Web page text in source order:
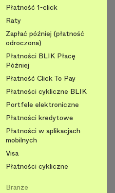
Płatność 1-click
Raty
Zapłać później (płatność
odroczona)
Płatności BLIK Płacę
Później
Płatność Click To Pay
Płatności cykliczne BLIK
Portfele elektroniczne
Płatności kredytowe
Płatności w aplikacjach
mobilnych
Visa
Płatności cykliczne
Branże